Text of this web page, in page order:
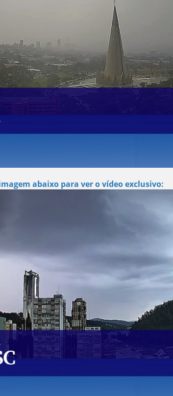
abaixo para ver o vídeo exclusivo: